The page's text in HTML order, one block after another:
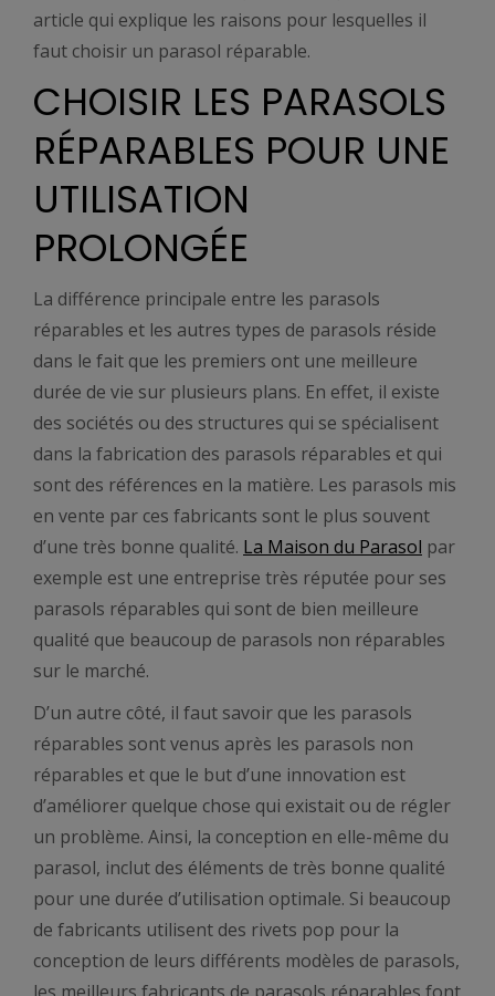
article qui explique les raisons pour lesquelles il
faut choisir un parasol réparable.
CHOISIR LES PARASOLS
RÉPARABLES POUR UNE
UTILISATION
PROLONGÉE
La différence principale entre les parasols
réparables et les autres types de parasols réside
dans le fait que les premiers ont une meilleure
durée de vie sur plusieurs plans. En effet, il existe
des sociétés ou des structures qui se spécialisent
dans la fabrication des parasols réparables et qui
sont des références en la matière. Les parasols mis
en vente par ces fabricants sont le plus souvent
d’une très bonne qualité. La Maison du Parasol par
exemple est une entreprise très réputée pour ses
parasols réparables qui sont de bien meilleure
qualité que beaucoup de parasols non réparables
sur le marché.
D’un autre côté, il faut savoir que les parasols
réparables sont venus après les parasols non
réparables et que le but d’une innovation est
d’améliorer quelque chose qui existait ou de régler
un problème. Ainsi, la conception en elle-même du
parasol, inclut des éléments de très bonne qualité
pour une durée d’utilisation optimale. Si beaucoup
de fabricants utilisent des rivets pop pour la
conception de leurs différents modèles de parasols,